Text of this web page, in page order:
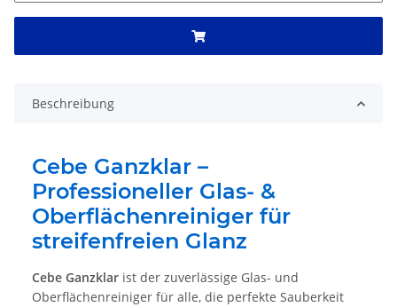
Beschreibung
Cebe Ganzklar –
Professioneller Glas- &
Oberflächenreiniger für
streifenfreien Glanz
Cebe Ganzklar ist der zuverlässige Glas- und
Oberflächenreiniger für alle, die perfekte Sauberkeit